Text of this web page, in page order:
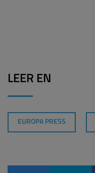
LEER EN
EUROPA PRESS